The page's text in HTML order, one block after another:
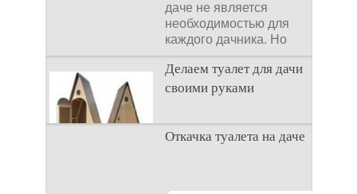
даче не является
необходимостью для
каждого дачника. Но
многие люди думают,
что
Делаем туалет для дачи
своими руками
Туалеты для дачи – это
устройства, с которых
дачного участка,
Откачка туалета на даче